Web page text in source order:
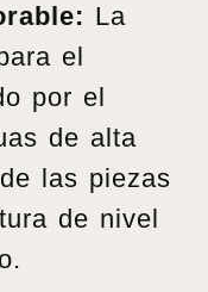
La
el
por el
de alta
las piezas
de nivel